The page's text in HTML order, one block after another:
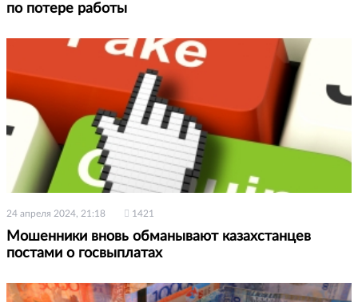
по потере работы
24 апреля 2024, 21:18 1421
Мошенники вновь обманывают казахстанцев
постами о госвыплатах